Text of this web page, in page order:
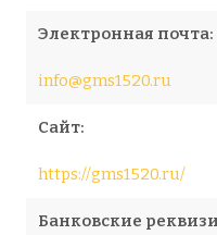
Электронная почта:
info@gms1520.ru
Сайт:
https://gms1520.ru/
Банковские